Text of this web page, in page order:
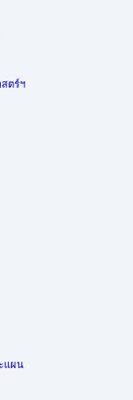
ตร์ฯ
แผน